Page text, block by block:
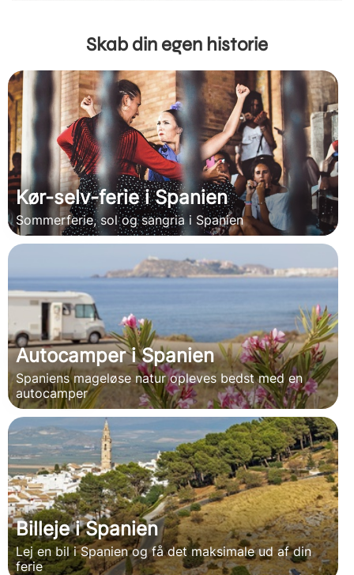
Skab din egen historie
Kør-selv-ferie i Spanien
Sommerferie, sol og sangria i Spanien
Autocamper i Spanien
Spaniens mageløse natur opleves bedst med en
autocamper
Billeje i Spanien
Lej en bil i Spanien og få det maksimale ud af din
ferie